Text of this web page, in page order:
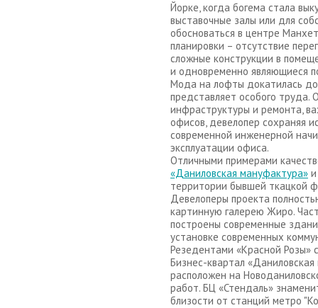
Йорке, когда богема стала
выставочные залы или для
обосноваться в центре
планировки – отсутствие
сложные конструкции в
и одновременно являющиеся
Мода на лофты докатилась до
представляет особого
инфраструктуры и ремонта,
офисов, девелопер сохраняя
современной инженерной
эксплуатации офиса.
Отличными примерами
«Даниловская мануфактура»
территории бывшей ткацкой
Девелоперы проекта
картинную галерею Жиро.
построены современные
установке современных
Резедентами «Красной Розы»
Бизнес-квартал
расположен на
работ. БЦ «Стендаль»
близости от станций метро